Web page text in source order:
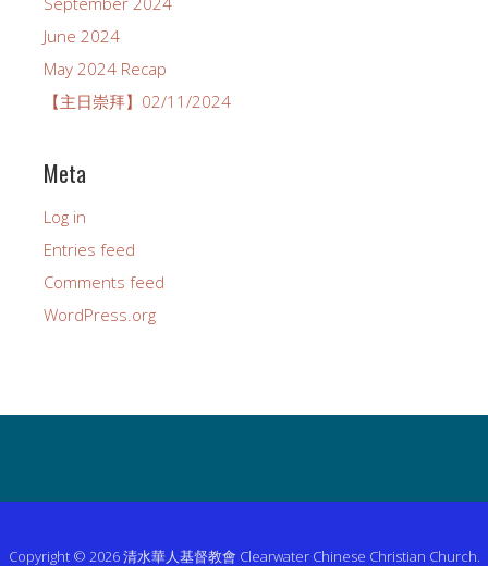
June 2024
May 2024 Recap
【主日崇拜】02/11/2024
Meta
Log in
Entries feed
Comments feed
WordPress.org
Copyright © 2026 清水華人基督教會 Clearwater Chinese Christian Church.